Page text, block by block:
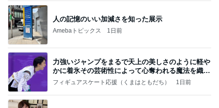
人の記憶のいい加減さを知った展示
Amebaトピックス 1日前
力強いジャンプをまるで天上の美しさのように軽や
かに着氷その芸術性によって心奪われる魔法を織り
なす
フィギュアスケート応援（くまはともだち） 1日前